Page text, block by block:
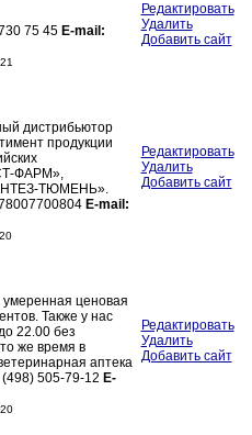
75 45 E-mail:
Редактировать
Удалить
Добавить сайт
дистрибьютор
продукции
ФАРМ»,
ТЮМЕНЬ».
E-mail:
Редактировать
Удалить
Добавить сайт
ценовая
Также у нас
22.00 без
же время в
аптека
(498) 505-79-12 E-
Редактировать
Удалить
Добавить сайт